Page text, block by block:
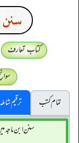
کتاب تعارف
تمام کتب
ترقیم شاملہ
سنن ابن ماجہ